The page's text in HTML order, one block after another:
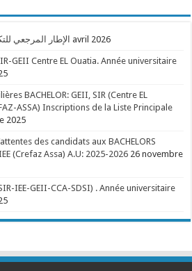
الإطار المرجعي 23 avril 2026
GEII Centre EL Ouatia. Année universitaire
BACHELOR: GEII, SIR (Centre EL
ASSA) Inscriptions de la Liste Principale
2025
des candidats aux BACHELORS
(Crefaz Assa) A.U: 2025-2026 26 novembre
IEE-GEII-CCA-SDSI) . Année universitaire